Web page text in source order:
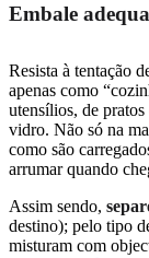
Embale
Resista à tentação
apenas como
utensílios, de pratos
vidro. Não só na
como são
arrumar quando
Assim sendo,
destino); pelo tipo
misturam com